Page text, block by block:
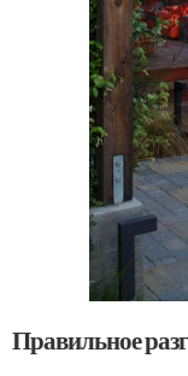
Правильное